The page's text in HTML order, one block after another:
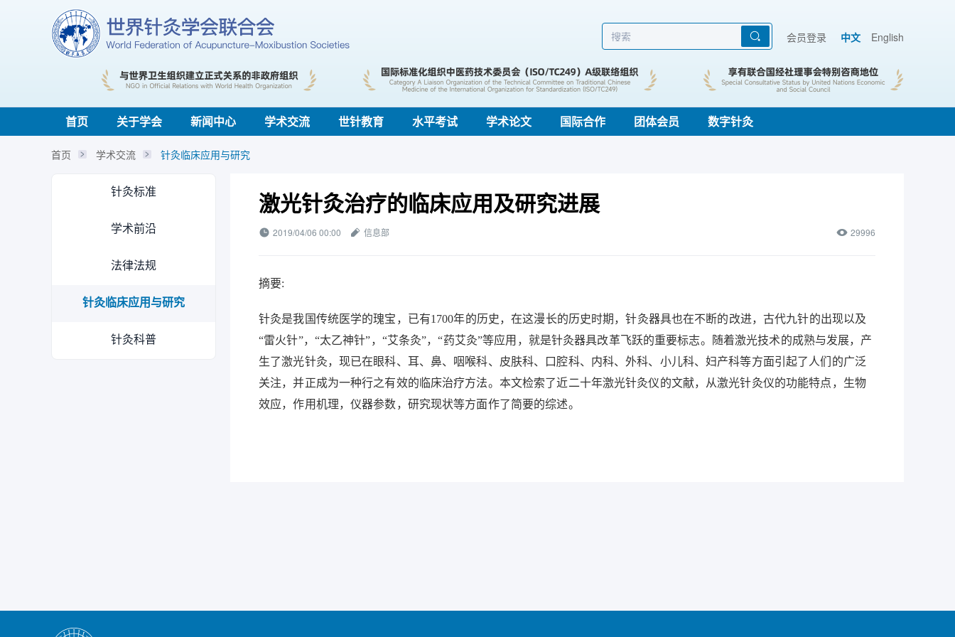
会员登录 中文 English
首页 关于学会 新闻中心 学术交流 世针教育 水平考试 学术论文 国际合作 团体会员 数字针灸
首页 学术交流 针灸临床应用与研究
针灸标准
学术前沿
法律法规
针灸临床应用与研究
针灸科普
激光针灸治疗的临床应用及研究进展
2019/04/06 00:00 信息部 29996
摘要:
针灸是我国传统医学的瑰宝，已有1700年的历史，在这漫长的历史时期，针灸器具也在不断的改进，古代九针的出现以及
“雷火针”，“太乙神针”，“艾条灸”，“药艾灸”等应用，就是针灸器具改革飞跃的重要标志。随着激光技术的成熟与发展，产
生了激光针灸，现已在眼科、耳、鼻、咽喉科、皮肤科、口腔科、内科、外科、小儿科、妇产科等方面引起了人们的广泛
关注，并正成为一种行之有效的临床治疗方法。本文检索了近二十年激光针灸仪的文献，从激光针灸仪的功能特点，生物
效应，作用机理，仪器参数，研究现状等方面作了简要的综述。